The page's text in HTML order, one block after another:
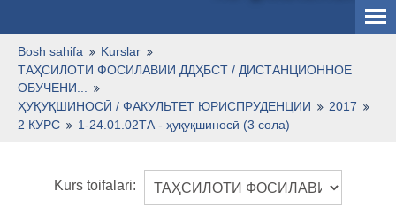
O'zbekcha ‎(uz)‎
Bosh sahifa
Kurslar
ТАҲСИЛОТИ ФОСИЛАВИИ ДДҲБСТ / ДИСТАНЦИОННОЕ
ОБУЧЕНИ...
ҲУҚУҚШИНОСӢ / ФАКУЛЬТЕТ ЮРИСПРУДЕНЦИИ
2017
2 КУРС
1-24.01.02ТА - ҳуқуқшиносӣ (3 сола)
Kurs toifalari: